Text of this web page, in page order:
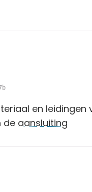
en leidingen
deaansluiting